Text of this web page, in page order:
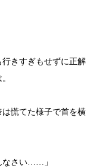
きすぎもせずに正解
慌てた様子で首を横
なさい……」